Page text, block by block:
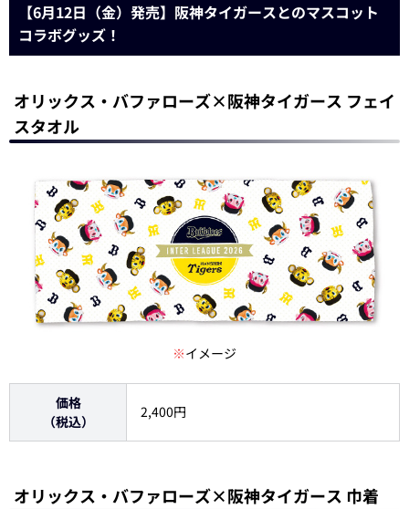
【6月12日（金）発売】阪神タイガースとのマスコット
コラボグッズ！
オリックス・バファローズ×阪神タイガース フェイ
スタオル
※イメージ
価格
（税込）
2,400円
オリックス・バファローズ×阪神タイガース 巾着